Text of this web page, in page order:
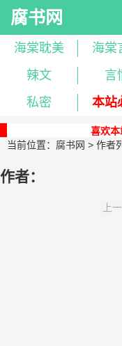
腐书网
海棠耽美 海棠
辣文
言
私密
本站
喜欢
当前位置： 腐书网 > 作者
作者：
上